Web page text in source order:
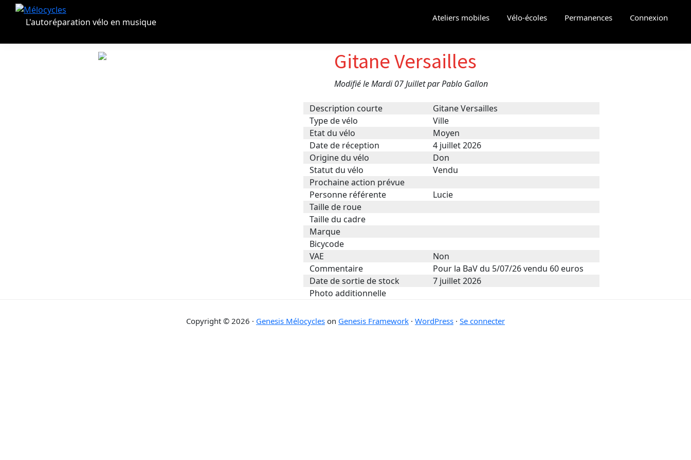
Passer
navigation
Passer
principal
L'autoréparation vélo en musique Ateliers mobiles Vélo-écoles Permanences Connexion
Gitane Versailles
Modifié le Mardi 07 Juillet par Pablo Gallon
Description courte
Gitane Versailles
Type de vélo
Ville
Etat du vélo
Moyen
Date de réception
4 juillet 2026
Origine du vélo
Don
Statut du vélo
Vendu
Prochaine action prévue
Personne référente
Lucie
Taille de roue
Taille du cadre
Marque
Bicycode
VAE
Non
Commentaire
Pour la BaV du 5/07/26 vendu 60 euros
Date de sortie de stock
7 juillet 2026
Photo additionnelle
Copyright © 2026 · Genesis Mélocycles on Genesis Framework · WordPress · Se connecter